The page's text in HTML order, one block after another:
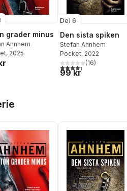
grader minus
Ahnhem
, 2025
Del 6
Den sista spiken
Stefan Ahnhem
Pocket, 2022
4,3utav 5 stjärnor.
(16)
99 kr